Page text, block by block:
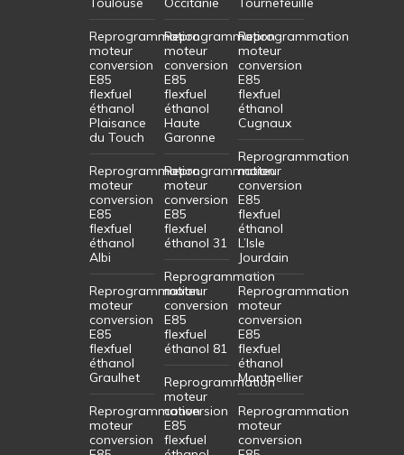
Reprogrammation
moteur
conversion
E85
flexfuel
éthanol
Plaisance
du Touch
Reprogrammation
moteur
conversion
E85
flexfuel
éthanol
Albi
Reprogrammation
moteur
conversion
E85
flexfuel
éthanol
Graulhet
Reprogrammation
moteur
conversion
Reprogrammation
moteur
conversion
E85
flexfuel
éthanol
Haute
Garonne
Reprogrammation
moteur
conversion
E85
flexfuel
éthanol 31
Reprogrammation
moteur
conversion
E85
flexfuel
éthanol 81
Reprogrammation
moteur
conversion
E85
flexfuel
Reprogrammation
moteur
conversion
E85
flexfuel
éthanol
Cugnaux
Reprogrammation
moteur
conversion
E85
flexfuel
éthanol
L’Isle
Jourdain
Reprogrammation
moteur
conversion
E85
flexfuel
éthanol
Montpellier
Reprogrammation
moteur
conversion